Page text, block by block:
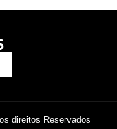
direitos Reservados